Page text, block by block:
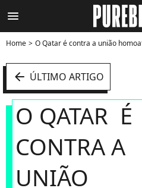
menu
Home O Qatar é contra a união homoafetiva, além
arrow_left ÚLTIMO ARTIGO
O QATAR É
CONTRA A
UNIÃO